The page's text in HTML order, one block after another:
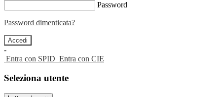
Password
Password dimenticata?
-
Entra con SPID Entra con CIE
Seleziona utente